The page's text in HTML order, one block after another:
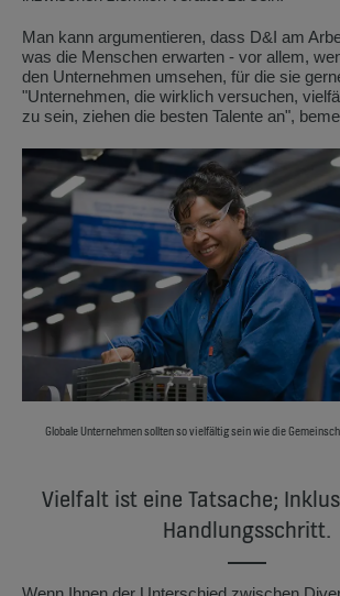
Man kann argumentieren, dass D&I am
was die Menschen erwarten - vor allem,
den Unternehmen umsehen, für die sie
"Unternehmen, die wirklich versuchen,
zu sein, ziehen die besten Talente an",
Globale Unternehmen sollten so vielfältig sein wie die
Vielfalt ist eine Tatsache;
Handlungsschritt.